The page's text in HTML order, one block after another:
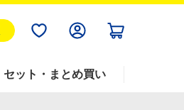
セット・まとめ買い